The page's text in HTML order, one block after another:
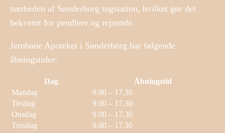
nærheden af Sønderborg togstation, hvilket gør det
bekvemt for pendlere og rejsende.
Jernbane Apoteket i Sønderborg har følgende
åbningstider:
Dag
Åbningstid
Mandag
9.00 – 17.30
Tirsdag
9.00 – 17.30
Onsdag
9.00 – 17.30
Torsdag
9.00 – 17.30